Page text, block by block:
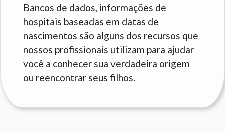
Bancos de dados, informações de
hospitais baseadas em datas de
nascimentos são alguns dos recursos que
nossos profissionais utilizam para ajudar
você a conhecer sua verdadeira origem
ou reencontrar seus filhos.